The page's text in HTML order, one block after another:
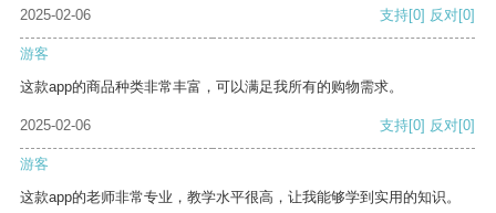
2025-02-06
支持[0] 反对[0]
游客
这款app的商品种类非常丰富，可以满足我所有的购物需求。
2025-02-06 支持[0] 反对[0]
游客
这款app的老师非常专业，教学水平很高，让我能够学到实用的知识。